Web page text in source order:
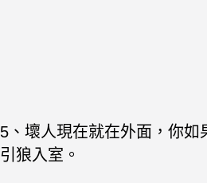
5、壞人現在就在外面，你如
引狼入室。